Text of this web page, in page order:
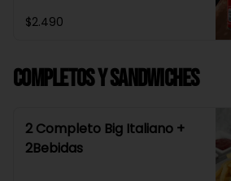
$2.490
Completos y Sandwiches
2 Completo Big Italiano +
2Bebidas